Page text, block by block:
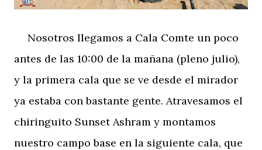
Nosotros llegamos a Cala Comte un poco
antes de las 10:00 de la mañana (pleno julio),
y la primera cala que se ve desde el mirador
ya estaba con bastante gente. Atravesamos el
chiringuito Sunset Ashram y montamos
nuestro campo base en la siguiente cala, que